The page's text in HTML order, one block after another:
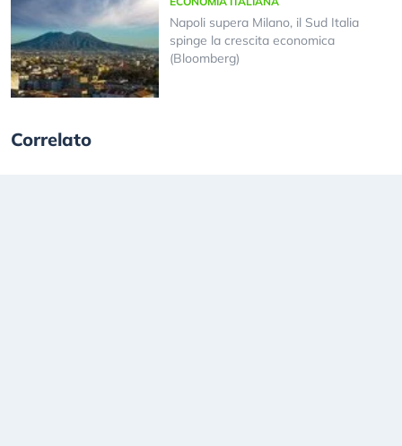
Napoli supera Milano, il Sud Italia
spinge la crescita economica
(Bloomberg)
Correlato